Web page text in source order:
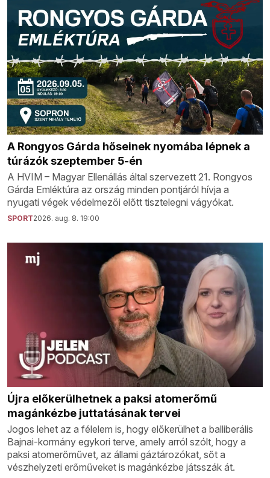
A Rongyos Gárda hőseinek nyomába lépnek a
túrázók szeptember 5-én
A HVIM – Magyar Ellenállás által szervezett 21. Rongyos
Gárda Emléktúra az ország minden pontjáról hívja a
nyugati végek védelmezői előtt tisztelegni vágyókat.
SPORT2026. aug. 8. 19:00
Újra előkerülhetnek a paksi atomerőmű
magánkézbe juttatásának tervei
Jogos lehet az a félelem is, hogy előkerülhet a balliberális
Bajnai-kormány egykori terve, amely arról szólt, hogy a
paksi atomerőművet, az állami gáztározókat, sőt a
vészhelyzeti erőműveket is magánkézbe játsszák át.